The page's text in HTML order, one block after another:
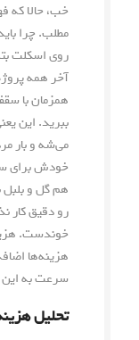
خب، حالا که
مطلب. چرا
روی اسکلت
آخر همه
همزمان با
ببرید. این
می‌شه و بار
خودش برای
هم گل و بلبل
رو دقیق کار
خوندست.
هزینه‌ها
سرعت به این
تحلیل